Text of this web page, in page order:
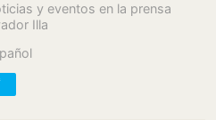
y eventos en la prensa
Illa